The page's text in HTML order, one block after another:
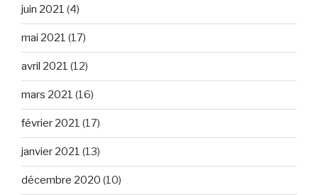
juin 2021 (4)
mai 2021 (17)
avril 2021 (12)
mars 2021 (16)
février 2021 (17)
janvier 2021 (13)
décembre 2020 (10)